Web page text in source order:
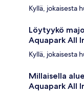
Kyllä, jokaisesta
Löytyykö
Aquapark All
Kyllä, jokaisesta
Millaisella
Aquapark All